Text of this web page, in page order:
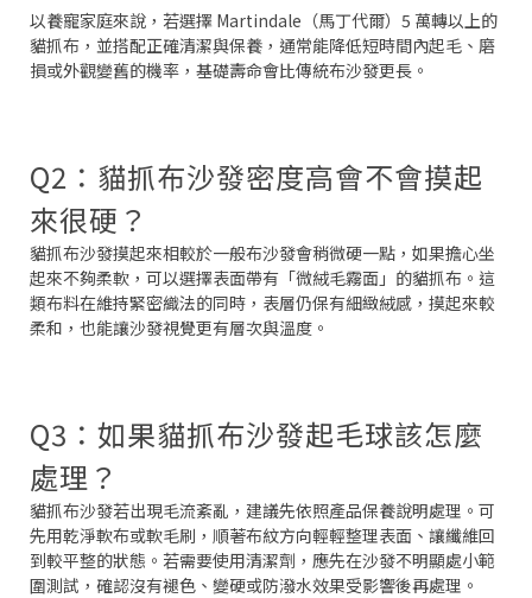
以養寵家庭來說，若選擇 Martindale（馬丁代爾）5 萬轉以上的
貓抓布，並搭配正確清潔與保養，通常能降低短時間內起毛、磨
損或外觀變舊的機率，基礎壽命會比傳統布沙發更長。
Q2：貓抓布沙發密度高會不會摸起
來很硬？
貓抓布沙發摸起來相較於一般布沙發會稍微硬一點，如果擔心坐
起來不夠柔軟，可以選擇表面帶有「微絨毛霧面」的貓抓布。這
類布料在維持緊密織法的同時，表層仍保有細緻絨感，摸起來較
柔和，也能讓沙發視覺更有層次與溫度。
Q3：如果貓抓布沙發起毛球該怎麼
處理？
貓抓布沙發若出現毛流紊亂，建議先依照產品保養說明處理。可
先用乾淨軟布或軟毛刷，順著布紋方向輕輕整理表面、讓纖維回
到較平整的狀態。若需要使用清潔劑，應先在沙發不明顯處小範
圍測試，確認沒有褪色、變硬或防潑水效果受影響後再處理。